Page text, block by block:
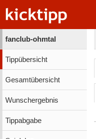
fanclub-ohmtal
Tippübersicht
Gesamtübersicht
Wunschergebnis
Tippabgabe